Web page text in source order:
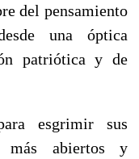
del pensamiento
una óptica
patriótica y de
esgrimir sus
más abiertos y